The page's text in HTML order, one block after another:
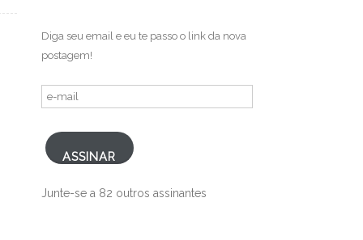
Diga seu email e eu te passo o link da nova
postagem!
e-
mail
ASSINAR
Junte-se a 82 outros assinantes